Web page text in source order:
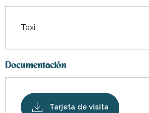
Taxi
Documentación
Tarjeta de visita